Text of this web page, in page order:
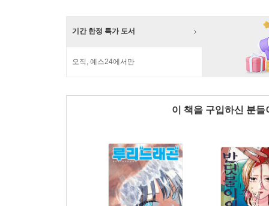
기간 한정 특가 도서
오직, 예스24에서만
이 책을 구입하신 분